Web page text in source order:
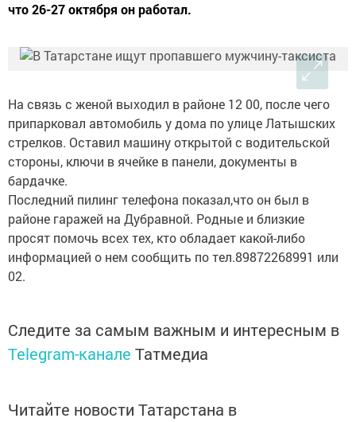
что 26-27 октября он работал.
На связь с женой выходил в районе 12 00, после чего
припарковал автомобиль у дома по улице Латышских
стрелков. Оставил машину открытой с водительской
стороны, ключи в ячейке в панели, документы в
бардачке.
Последний пилинг телефона показал,что он был в
районе гаражей на Дубравной. Родные и близкие
просят помочь всех тех, кто обладает какой-либо
информацией о нем сообщить по тел.89872268991 или
02.
Следите за самым важным и интересным в
Telegram-канале Татмедиа
Читайте новости Татарстана в